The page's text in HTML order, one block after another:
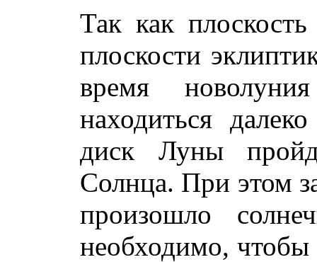
Так как
плоскости
время
находиться
диск Луны
Солнца. При этом
произошло
необходимо,